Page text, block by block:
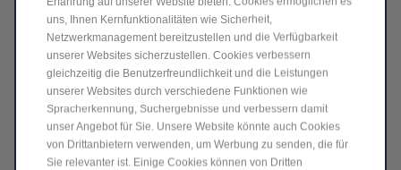
Lieferungdatum:18/08
1.052,08€
Price
is
1.052,08
€
-
Quantity
updated
to:
1
In den Warenkorb
uns, Ihnen Kernfunktionalitäten wie Sicherheit,
Netzwerkmanagement bereitzustellen und die Verfügbarkeit
unserer Websites sicherzustellen. Cookies verbessern
gleichzeitig die Benutzerfreundlichkeit und die Leistungen
unserer Websites durch verschiedene Funktionen wie
Spracherkennung, Suchergebnisse und verbessern damit
unser Angebot für Sie. Unsere Website könnte auch Cookies
von Drittanbietern verwenden, um Werbung zu senden, die für
Sie relevanter ist. Einige Cookies können von Dritten